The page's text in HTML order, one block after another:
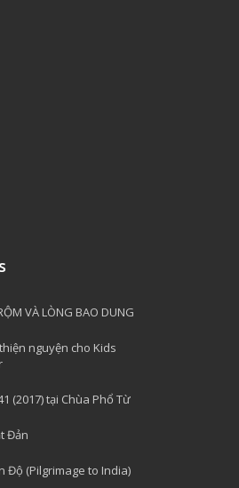
VÀ LÒNG BAO DUNG
nguyện cho Kids
(2017) tại Chùa Phổ Từ
Đản
Độ (Pilgrimage to India)